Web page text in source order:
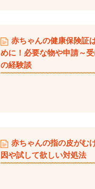
赤ちゃんの健康保険証
めに！必要な物や申請～受
の経験談
赤ちゃんの指の皮がむ
因や試して欲しい対処法